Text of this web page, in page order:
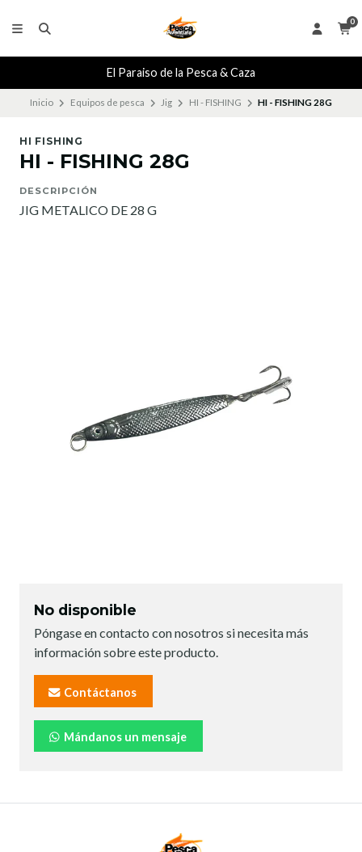
0
El Paraiso de la Pesca & Caza
Inicio Equipos de pesca Jig HI - FISHING HI - FISHING 28G
HI FISHING
HI - FISHING 28G
DESCRIPCIÓN
JIG METALICO DE 28 G
No disponible
Póngase en contacto con nosotros si necesita más
información sobre este producto.
Contáctanos
Mándanos un mensaje